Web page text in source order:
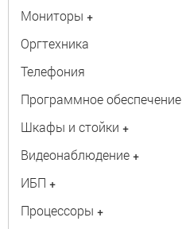
Мониторы +
Оргтехника
Телефония
Программное обеспечение
Шкафы и стойки +
Видеонаблюдение +
ИБП +
Процессоры +